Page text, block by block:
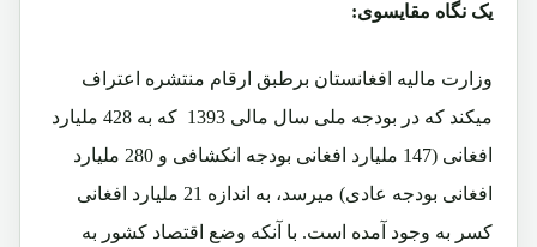
یک نگاه مقایسوی:
وزارت مالیه افغانستان برطبق ارقام منتشره اعتراف
میکند که در بودجه ملی سال مالی 1393 که به 428 ملیارد
افغانی (147 ملیارد افغانی بودجه انکشافی و 280 ملیارد
افغانی بودجه عادی) میرسد، به اندازه 21 ملیارد افغانی
کسر به وجود آمده است. با آنکه وضع اقتصاد کشور به